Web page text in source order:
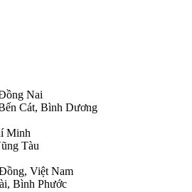
Nai
Cát, Bình Dương
Minh
Tàu
Việt Nam
Bình Phước